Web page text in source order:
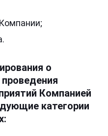
о
Компанией
категории